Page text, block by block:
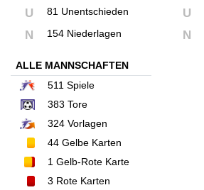
U 81 Unentschieden
N 154 Niederlagen
U
N
ALLE MANNSCHAFTEN
511 Spiele
383 Tore
324 Vorlagen
44 Gelbe Karten
1 Gelb-Rote Karte
3 Rote Karten